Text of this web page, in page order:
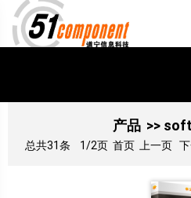
产品 >>
总共31条 1/2页 首页 上一页